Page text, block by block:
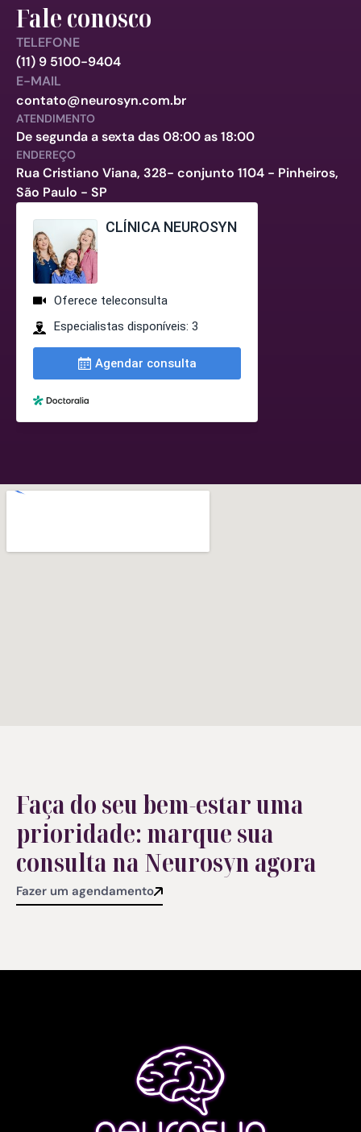
Fale conosco
TELEFONE
(11) 9 5100-9404
E-MAIL
contato@neurosyn.com.br
ATENDIMENTO
De segunda a sexta das 08:00 as 18:00
ENDEREÇO
Rua Cristiano Viana, 328- conjunto 1104 - Pinheiros,
São Paulo - SP
Faça do seu bem-estar uma
prioridade: marque sua
consulta na Neurosyn agora
Fazer um agendamento